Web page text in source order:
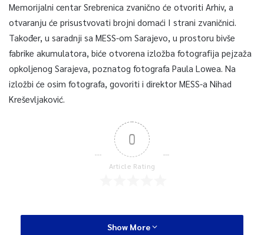
Memorijalni centar Srebrenica zvanično će otvoriti Arhiv, a
otvaranju će prisustvovati brojni domaći I strani zvaničnici.
Također, u saradnji sa MESS-om Sarajevo, u prostoru bivše
fabrike akumulatora, biće otvorena izložba fotografija pejzaža
opkoljenog Sarajeva, poznatog fotografa Paula Lowea. Na
izložbi će osim fotografa, govoriti i direktor MESS-a Nihad
Kreševljaković.
0
Article Rating
Show More